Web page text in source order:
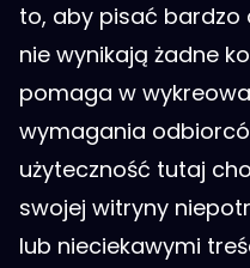
to, aby pisać bardzo
nie wynikają żadne
pomaga w
wymagania
użyteczność tutaj
swojej witryny
lub nieciekawymi